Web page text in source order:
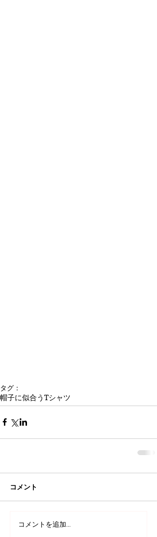
タグ：
帽子に似合うTシャツ
コメント
コメントを追加…